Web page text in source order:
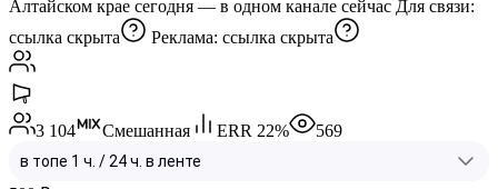
Алтайском крае сегодня — в одном канале сейчас Для связи:
ссылка скрыта
Реклама: ссылка скрыта
3 104 Смешанная ERR 22% 569